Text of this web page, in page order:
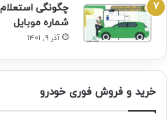
چگونگی
شماره موبایل
آذر ۹, ۱۴۰۱
خرید و فروش فوری خودرو